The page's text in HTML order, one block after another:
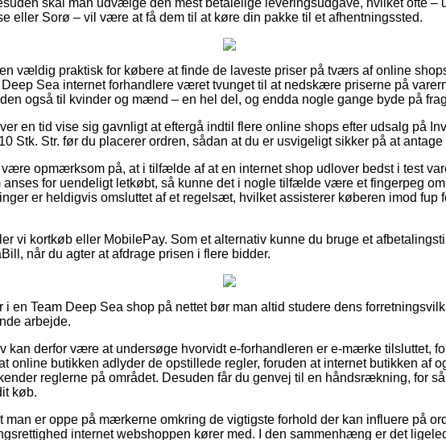
skal man udvælge den mest betalelige leveringsudgave, hvilket ofte –
eller Sorø – vil være at få dem til at køre din pakke til et afhentningssted.
vældig praktisk for købere at finde de laveste priser på tværs af online
Sea internet forhandlere været tvunget til at nedskære priserne på
også til kvinder og mænd – en hel del, og endda nogle gange byde på
en tid vise sig gavnligt at eftergå indtil flere online shops efter udsalg på
Stk. Str. før du placerer ordren, sådan at du er usvigeligt sikker på at
opmærksom på, at i tilfælde af at en internet shop udlover bedst i test
anses for uendeligt letkøbt, så kunne det i nogle tilfælde være et fingerpeg
er heldigvis omsluttet af et regelsæt, hvilket assisterer køberen imod fup
vi kortkøb eller MobilePay. Som et alternativ kunne du bruge et
når du agter at afdrage prisen i flere bidder.
i en Team Deep Sea shop på nettet bør man altid studere dens
arbejde.
kan derfor være at undersøge hvorvidt e-forhandleren er e-mærke tilsluttet,
online butikken adlyder de opstillede regler, foruden at internet butikken af
reglerne på området. Desuden får du genvej til en håndsrækning, for
køb.
man er oppe på mærkerne omkring de vigtigste forhold der kan influere på
internet webshoppen kører med. I den sammenhæng er det